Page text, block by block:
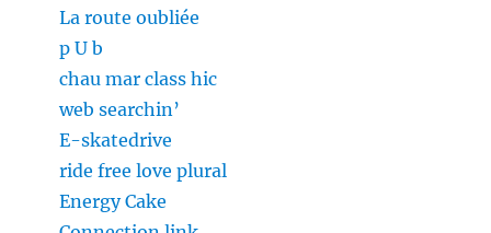
La route oubliée
p U b
chau mar class hic
web searchin’
E-skatedrive
ride free love plural
Energy Cake